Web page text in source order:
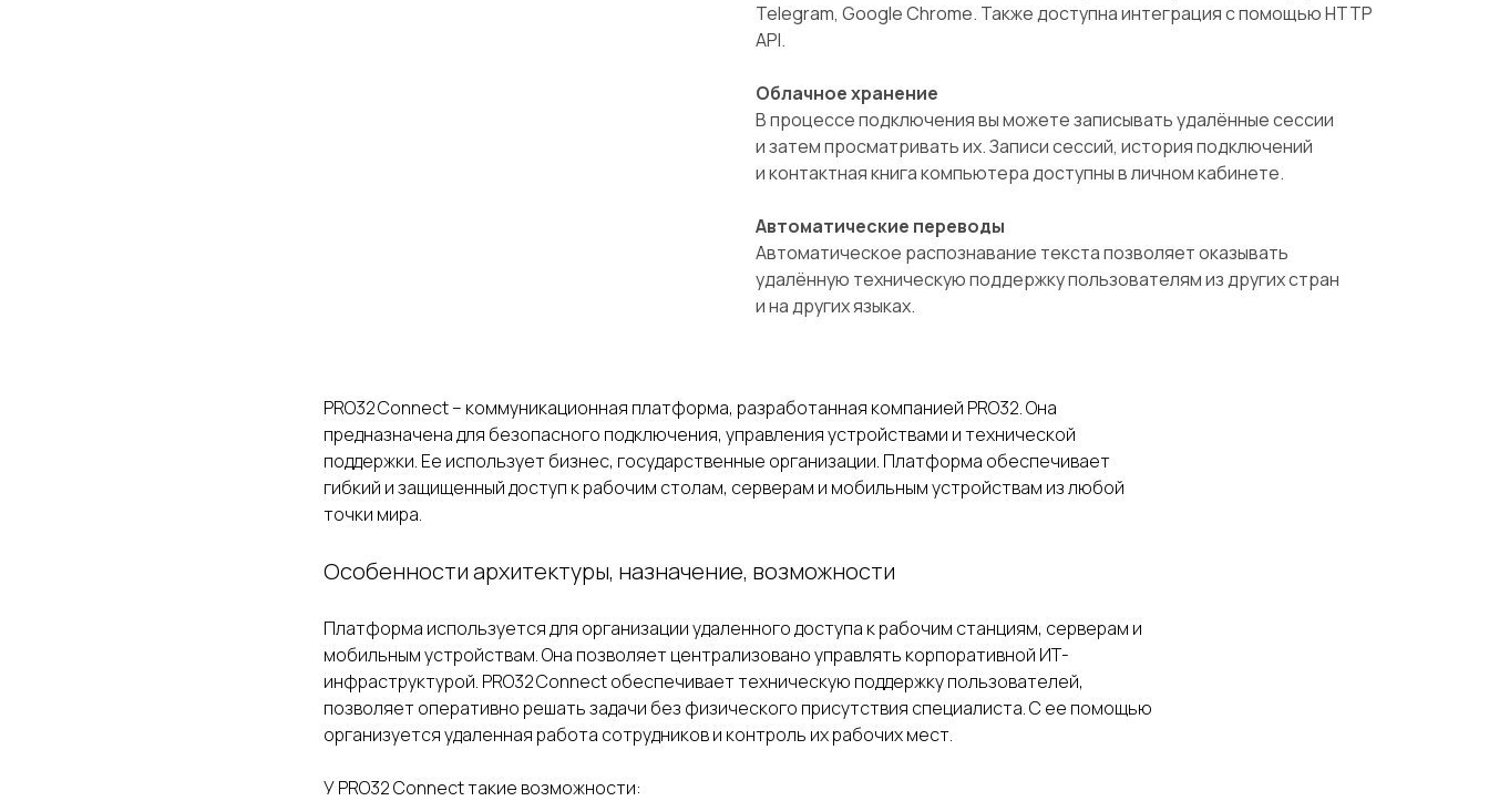
Telegram, Google Chrome. Также доступна интеграция с помощью HTTP
API.
Облачное хранение
В процессе подключения вы можете записывать удалённые сессии
и затем просматривать их. Записи сессий, история подключений
и контактная книга компьютера доступны в личном кабинете.
Автоматические переводы
Автоматическое распознавание текста позволяет оказывать
удалённую техническую поддержку пользователям из других стран
и на других языках.
PRO32 Connect – коммуникационная платформа, разработанная компанией PRO32. Она
предназначена для безопасного подключения, управления устройствами и технической
поддержки. Ее использует бизнес, государственные организации. Платформа обеспечивает
гибкий и защищенный доступ к рабочим столам, серверам и мобильным устройствам из любой
точки мира.
Особенности архитектуры, назначение, возможности
Платформа используется для организации удаленного доступа к рабочим станциям, серверам и
мобильным устройствам. Она позволяет централизовано управлять корпоративной ИТ-
инфраструктурой. PRO32 Connect обеспечивает техническую поддержку пользователей,
позволяет оперативно решать задачи без физического присутствия специалиста. С ее помощью
организуется удаленная работа сотрудников и контроль их рабочих мест.
У PRO32 Connect такие возможности: